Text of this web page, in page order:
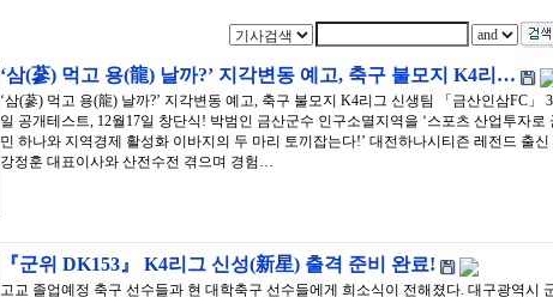
‘삼(蔘) 먹고 용(龍) 날까?’ 지각변동 예고, 축구 불모지 K4리…
‘삼(蔘) 먹고 용(龍) 날까?’ 지각변동 예고, 축구 불모지 K4리그 신생팀 「금산인삼FC」
일 공개테스트, 12월17일 창단식! 박범인 금산군수 인구소멸지역을 ‘스포츠 산업투자로
민 하나와 지역경제 활성화 이바지의 두 마리 토끼잡는다!’ 대전하나시티즌 레전드 출신
강정훈 대표이사와 산전수전 겪으며 경험…
『군위 DK153』 K4리그 신성(新星) 출격 준비 완료!
고교 졸업예정 축구 선수들과 현 대학축구 선수들에게 희소식이 전해졌다. 대구광역시